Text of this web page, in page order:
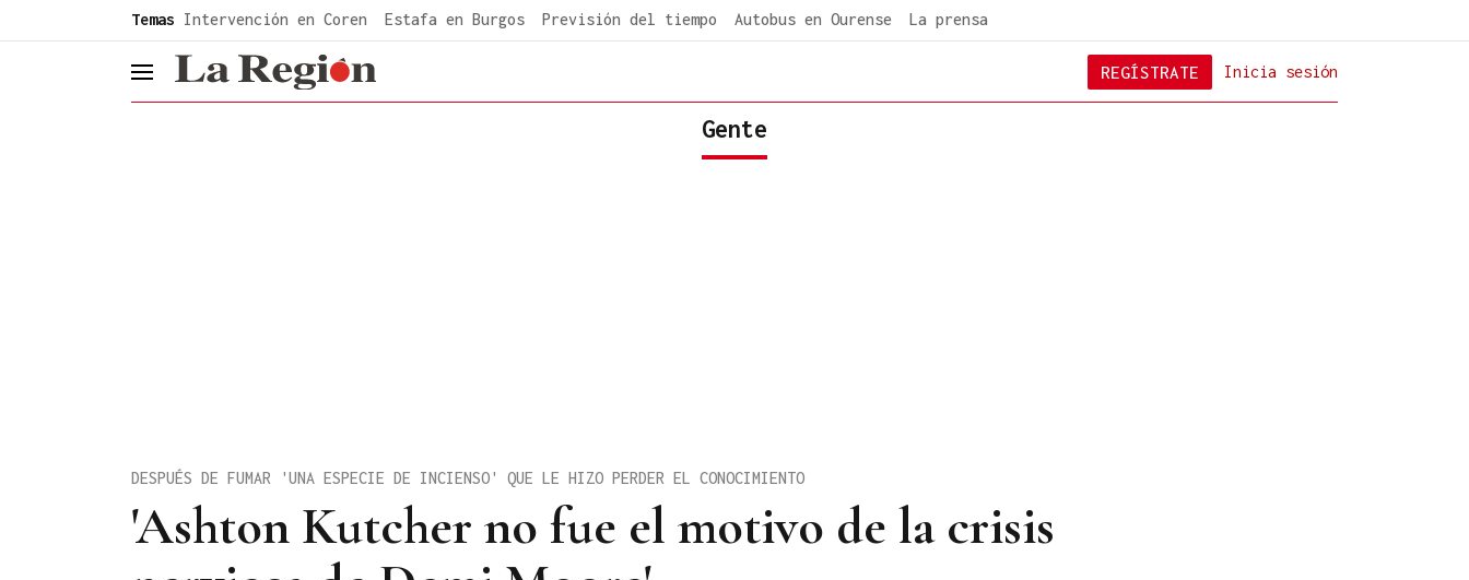
Temas Intervención en Coren Estafa en Burgos Previsión del tiempo Autobus en Ourense La prensa
header.menu.open Inicia sesión
REGÍSTRATE
Gente
'Ashton Kutcher no fue el motivo de la crisis
DESPUÉS DE FUMAR 'UNA ESPECIE DE INCIENSO' QUE LE HIZO PERDER EL CONOCIMIENTO